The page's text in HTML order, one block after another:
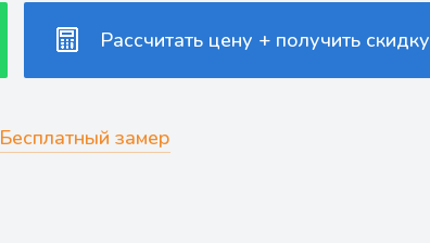
Рассчитать цену + получить скидку
Бесплатный замер